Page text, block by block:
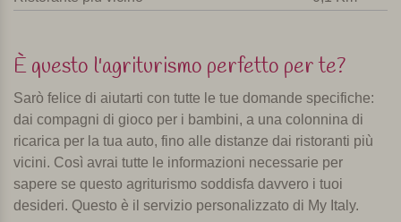
È questo l'agriturismo perfetto per te?
Sarò felice di aiutarti con tutte le tue domande specifiche:
dai compagni di gioco per i bambini, a una colonnina di
ricarica per la tua auto, fino alle distanze dai ristoranti più
vicini. Così avrai tutte le informazioni necessarie per
sapere se questo agriturismo soddisfa davvero i tuoi
desideri. Questo è il servizio personalizzato di My Italy.